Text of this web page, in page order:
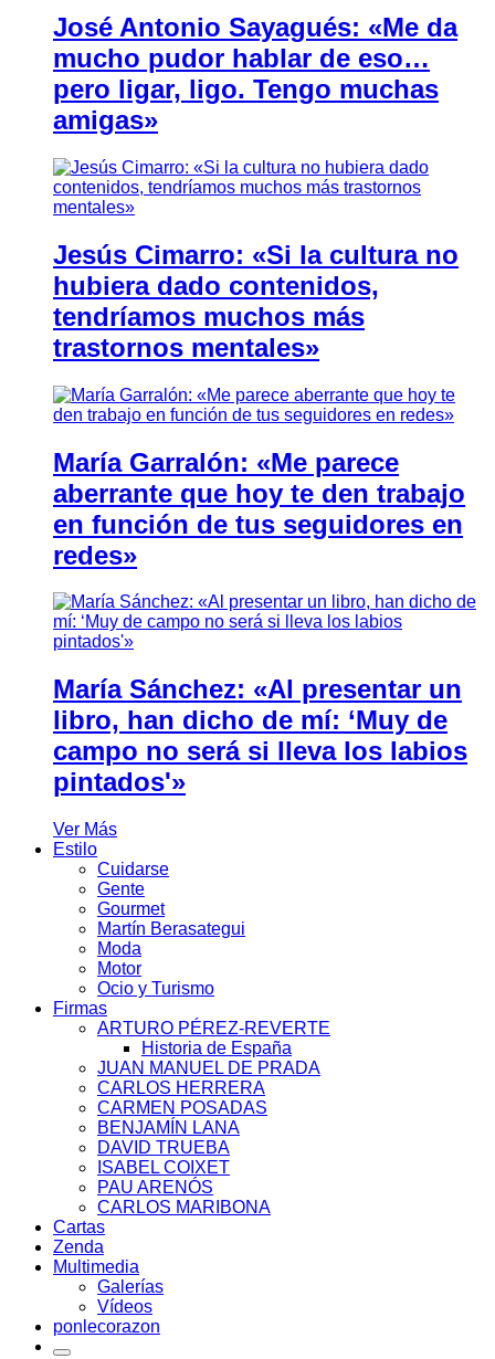
José Antonio Sayagués: «Me da
mucho pudor hablar de eso…
pero ligar, ligo. Tengo muchas
amigas»
Jesús Cimarro: «Si la cultura no
hubiera dado contenidos,
tendríamos muchos más
trastornos mentales»
María Garralón: «Me parece
aberrante que hoy te den trabajo
en función de tus seguidores en
redes»
María Sánchez: «Al presentar un
libro, han dicho de mí: ‘Muy de
campo no será si lleva los labios
pintados'»
Ver Más
Estilo
Cuidarse
Gente
Gourmet
Martín Berasategui
Moda
Motor
Ocio y Turismo
Firmas
ARTURO PÉREZ-REVERTE
Historia de España
JUAN MANUEL DE PRADA
CARLOS HERRERA
CARMEN POSADAS
BENJAMÍN LANA
DAVID TRUEBA
ISABEL COIXET
PAU ARENÓS
CARLOS MARIBONA
Cartas
Zenda
Multimedia
Galerías
Vídeos
ponlecorazon